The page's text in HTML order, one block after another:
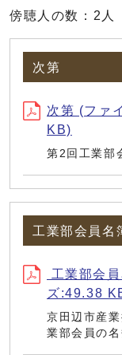
傍聴人の数：2人
次第
次第 (ファ
KB)
第2回工業部
工業部会員名
工業部会
ズ:49.38
京田辺市産
業部会員の名